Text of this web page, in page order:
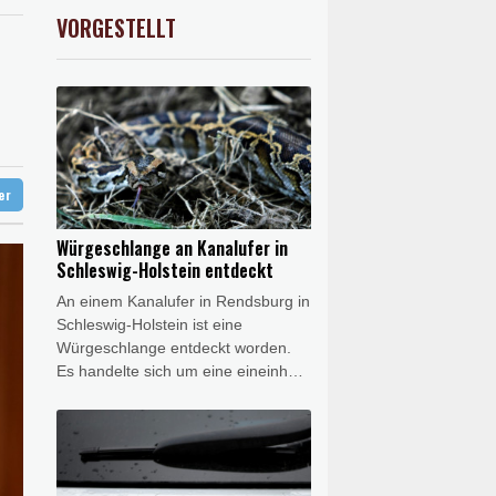
Ballsaal-Plänen
im Senat
-0.07%
0.36%
VORGESTELLT
Würgeschlange an Kanalufer in
Schleswig-Holstein entdeckt
An einem Kanalufer in Rendsburg in
Schleswig-Holstein ist eine
Würgeschlange entdeckt worden.
Es handelte sich um eine eineinhalb
Polizei in Neumünster am Freitag
mitteilte. Ein Spaziergänger hatte
demnach am Donnerstag die Polizei
auf eine größere Schlange